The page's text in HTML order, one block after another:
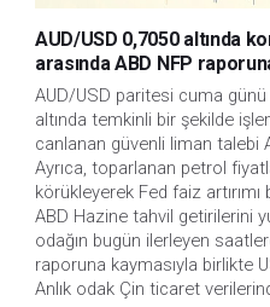
AUD/USD 0,7050 altında
arasında ABD NFP
AUD/USD paritesi cuma
altında temkinli bir şekilde
canlanan güvenli liman talebi
Ayrıca, toparlanan petrol
körükleyerek Fed faiz
ABD Hazine tahvil getirilerini
odağın bugün ilerleyen
raporuna kaymasıyla birlikte
Anlık odak Çin ticaret